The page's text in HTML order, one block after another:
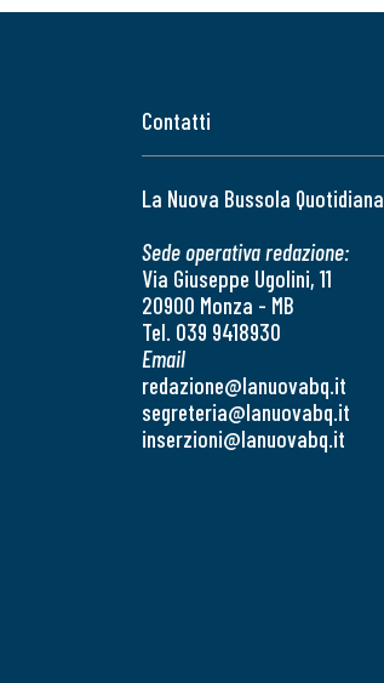
Contatti
La Nuova Bussola Quotidiana
Sede operativa redazione:
Via Giuseppe Ugolini, 11
20900 Monza - MB
Tel. 039 9418930
Email
redazione@lanuovabq.it
segreteria@lanuovabq.it
inserzioni@lanuovabq.it